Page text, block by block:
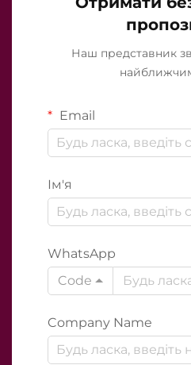
Наш представник
Email
Ім'я
WhatsApp
Code
Company Name